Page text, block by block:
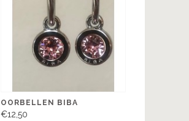
OORBELLEN BIBA
€12,50